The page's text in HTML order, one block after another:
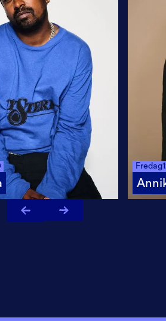
Fredag